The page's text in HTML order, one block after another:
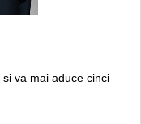
va mai aduce cinci